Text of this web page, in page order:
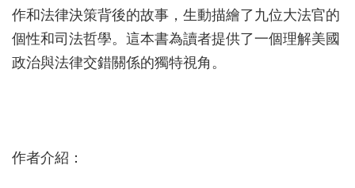
作和法律決策背後的故事，生動描繪了九位大法官的
個性和司法哲學。這本書為讀者提供了一個理解美國
政治與法律交錯關係的獨特視角。
作者介紹：